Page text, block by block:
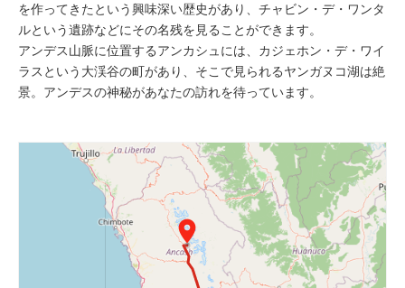
を作ってきたという興味深い歴史があり、チャビン・デ・ワンタ
ルという遺跡などにその名残を見ることができます。
アンデス山脈に位置するアンカシュには、カジェホン・デ・ワイ
ラスという大渓谷の町があり、そこで見られるヤンガヌコ湖は絶
景。アンデスの神秘があなたの訪れを待っています。